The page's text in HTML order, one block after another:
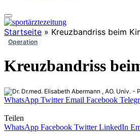
Startseite » Kreuzbandriss beim
Operation
Kreuzbandriss
WhatsApp Twitter Email Facebook
Teilen
WhatsApp Facebook Twitter LinkedIn